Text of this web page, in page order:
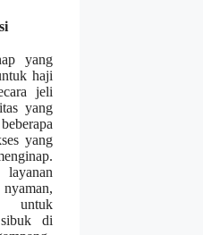
yang
haji
jeli
yang
yang
untuk
di